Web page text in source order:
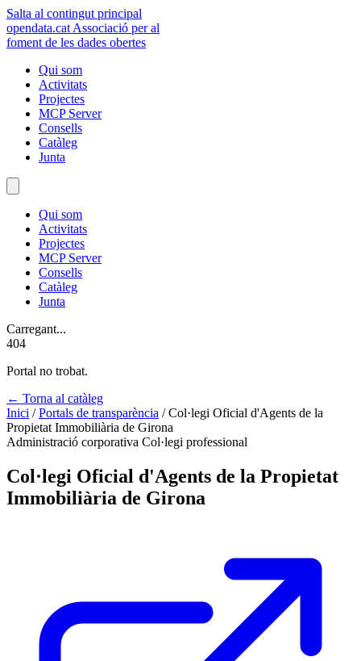
Salta al contingut principal
opendata.cat Associació per al
foment de les dades obertes
Qui som
Activitats
Projectes
MCP Server
Consells
Catàleg
Junta
Qui som
Activitats
Projectes
MCP Server
Consells
Catàleg
Junta
Carregant...
404
Portal no trobat.
← Torna al catàleg
Inici / Portals de transparència / Col·legi Oficial d'Agents de la
Propietat Immobiliària de Girona
Administració corporativa Col·legi professional
Col·legi Oficial d'Agents de la Propietat
Immobiliària de Girona